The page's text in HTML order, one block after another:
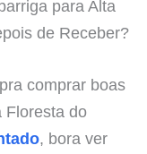
para Alta
de Receber?
comprar boas
Floresta do
, bora ver